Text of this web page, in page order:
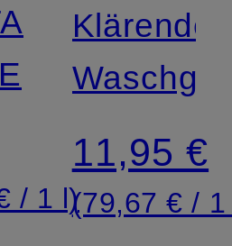
/ 1 l)
TONER
Klärendes
Waschgel
11,95 €
(79,67 € /